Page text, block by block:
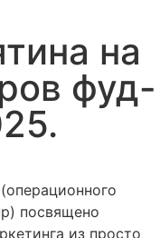
на
фуд-
посвящено
из просто